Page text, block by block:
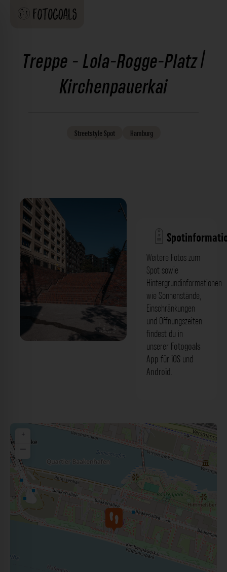
Treppe - Lola-Rogge-Platz |
Kirchenpauerkai
StreetstyleSpot Hamburg
Weitere Fotos zum
Spot sowie
Hintergrundinformationen
wie Sonnenstände,
Einschränkungen
und Öffnungszeiten
findest du in
unserer Fotogoals
App für iOS und
Android.
+
−